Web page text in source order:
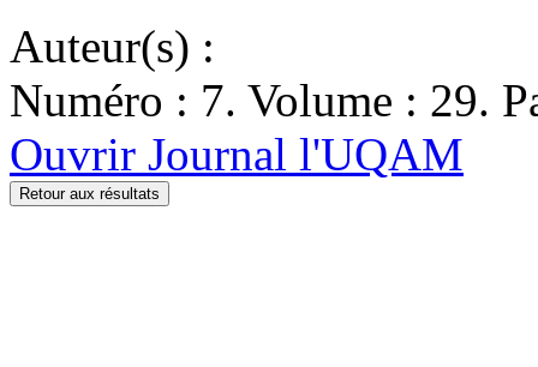
Auteur(s) :
Numéro : 7. Volume : 29.
Ouvrir Journal l'UQAM
Retour aux résultats